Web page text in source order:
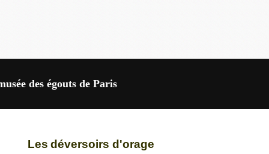
des égouts de Paris
Les déversoirs d'orage